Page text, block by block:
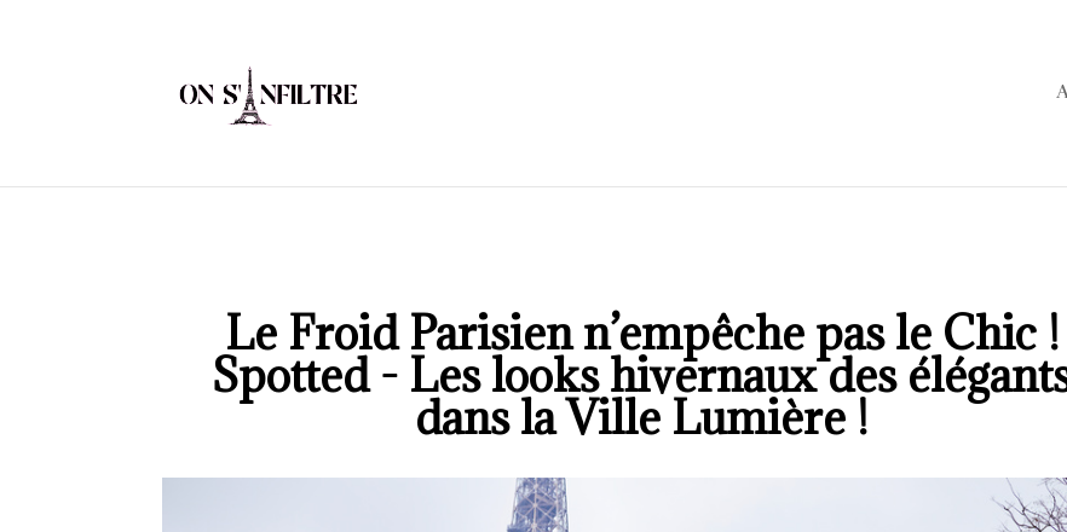
Le Froid Parisien n’empêche pas le Chic !
Spotted - Les looks hivernaux des
dans la Ville Lumière !